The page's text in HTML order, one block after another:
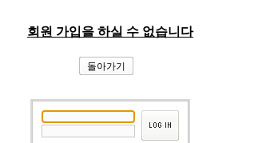
회원 가입을 하실 수 없습니다
돌아가기